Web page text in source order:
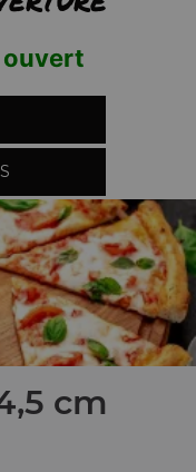
cm